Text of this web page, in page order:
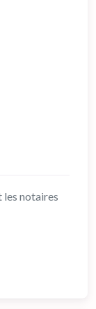
les notaires